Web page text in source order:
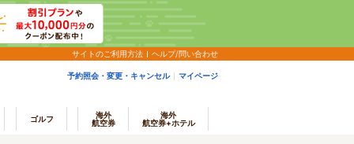
サイトのご利用方法 ヘルプ/問い合わせ
予約照会・変更・キャンセル マイページ
ゴルフ
海外
航空券
海外
航空券+ホテル